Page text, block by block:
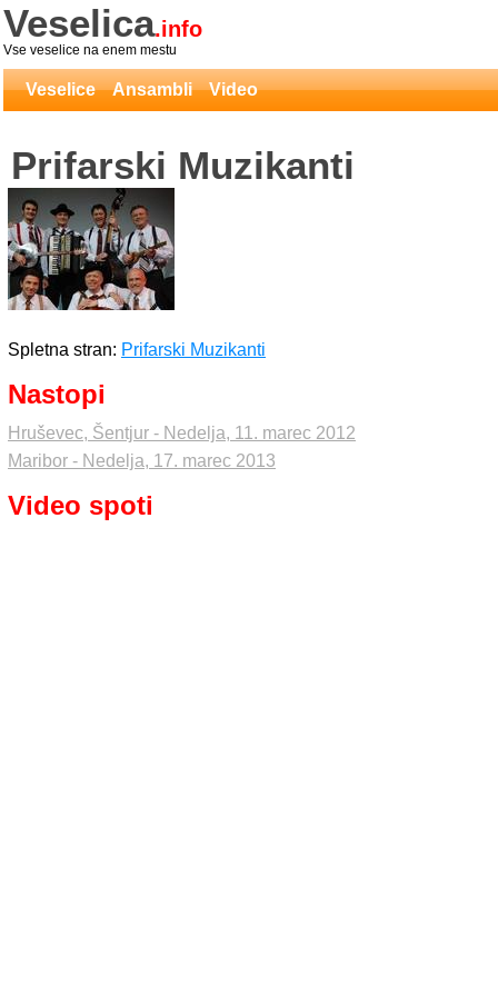
Veselica.info
Vse veselice na enem mestu
Veselice Ansambli Video
Prifarski Muzikanti
Spletna stran: Prifarski Muzikanti
Nastopi
Hruševec, Šentjur - Nedelja, 11. marec 2012
Maribor - Nedelja, 17. marec 2013
Video spoti